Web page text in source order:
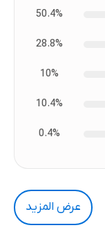
50.4%
28.8%
10%
10.4%
0.4%
عرض المزيد